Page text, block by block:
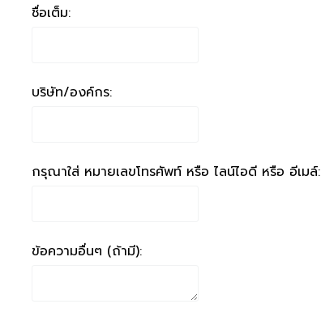
ชื่อเต็ม:
บริษัท/องค์กร:
กรุณาใส่ หมายเลขโทรศัพท์ หรือ ไลน์ไอดี หรือ อีเมล์:
ข้อความอื่นๆ (ถ้ามี):